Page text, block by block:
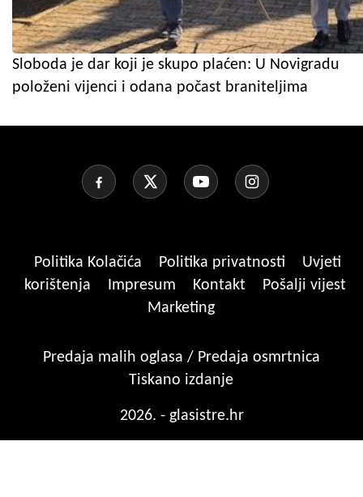
Sloboda je dar koji je skupo plaćen: U Novigradu
položeni vijenci i odana počast braniteljima
Politika Kolačića Politika privatnosti
Uvjeti
korištenja
Impresum Kontakt
Pošalji vijest
Marketing
Predaja malih oglasa / Predaja osmrtnica
Tiskano izdanje
2026. - glasistre.hr